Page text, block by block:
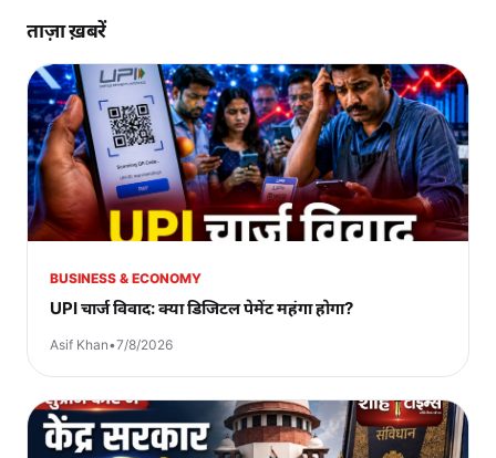
ताज़ा ख़बरें
BUSINESS & ECONOMY
UPI चार्ज विवाद: क्या डिजिटल पेमेंट महंगा होगा?
Asif Khan•7/8/2026